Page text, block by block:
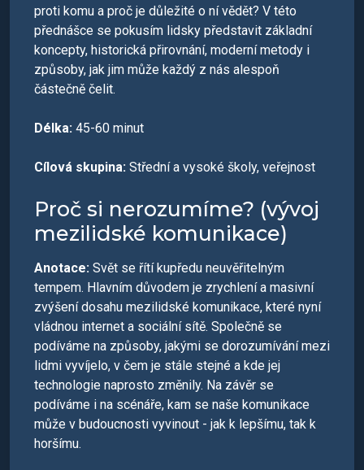
proti komu a proč je důležité o ní vědět? V této
přednášce se pokusím lidsky představit základní
koncepty, historická přirovnání, moderní metody i
způsoby, jak jim může každý z nás alespoň
částečně čelit.
Délka: 45-60 minut
Cílová skupina: Střední a vysoké školy, veřejnost
Proč si nerozumíme? (vývoj
mezilidské komunikace)
Anotace: Svět se řítí kupředu neuvěřitelným
tempem. Hlavním důvodem je zrychlení a masivní
zvýšení dosahu mezilidské komunikace, které nyní
vládnou internet a sociální sítě. Společně se
podíváme na způsoby, jakými se dorozumívání mezi
lidmi vyvíjelo, v čem je stále stejné a kde jej
technologie naprosto změnily. Na závěr se
podíváme i na scénáře, kam se naše komunikace
může v budoucnosti vyvinout - jak k lepšímu, tak k
horšímu.